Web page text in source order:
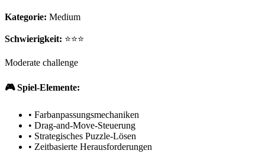
Kategorie: Medium
Schwierigkeit: ⭐⭐⭐
Moderate challenge
🎮 Spiel-Elemente:
• Farbanpassungsmechaniken
• Drag-and-Move-Steuerung
• Strategisches Puzzle-Lösen
• Zeitbasierte Herausforderungen